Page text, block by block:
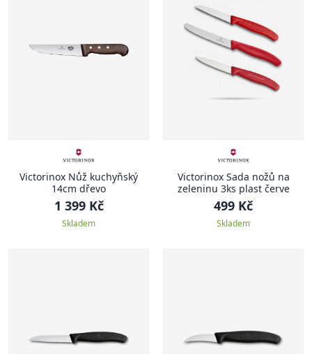
Victorinox Nůž kuchyňský
14cm dřevo
1 399 Kč
Skladem
Victorinox Sada nožů na
zeleninu 3ks plast červe
499 Kč
Skladem